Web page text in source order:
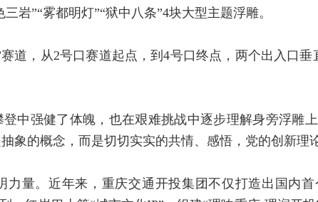
岩”“雾都明灯”“狱中八条”4块大型主题浮雕。
道，从2号口赛道起点，到4号口终点，两个出入口垂
中强健了体魄，也在艰难挑战中逐步理解身旁浮雕
象的概念，而是切切实实的共情、感悟，党的创新理
力量。近年来，重庆交通开投集团不仅打造出国内